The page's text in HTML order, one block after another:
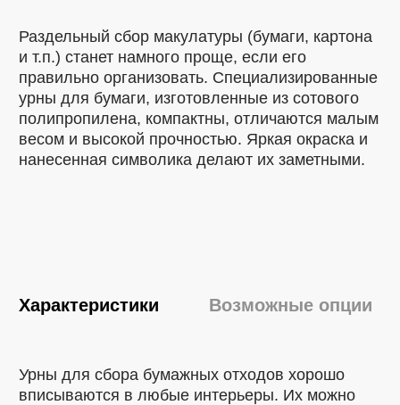
Раздельный сбор макулатуры (бумаги, картона
и т.п.) станет намного проще, если его
правильно организовать. Специализированные
урны для бумаги, изготовленные из сотового
полипропилена, компактны, отличаются малым
весом и высокой прочностью. Яркая окраска и
нанесенная символика делают их заметными.
Характеристики Возможные опции
Урны для сбора бумажных отходов хорошо
вписываются в любые интерьеры. Их можно